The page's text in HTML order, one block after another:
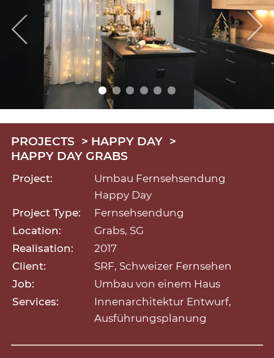
PROJECTS
HAPPY DAY
HAPPY DAY GRABS
Project:
Umbau Fernsehsendung
Happy Day
Project Type:
Fernsehsendung
Location:
Grabs, SG
Realisation:
2017
Client:
SRF, Schweizer Fernsehen
Job:
Umbau von einem Haus
Services:
Innenarchitektur Entwurf,
Ausführungsplanung